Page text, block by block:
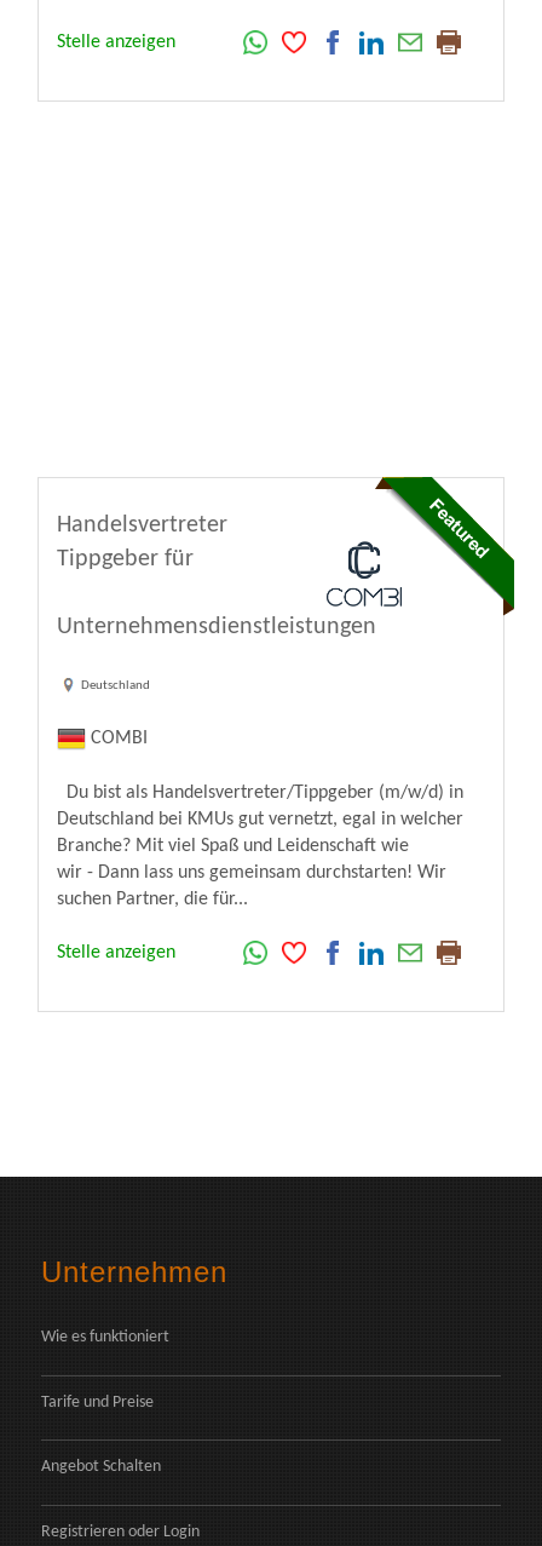
Stelle anzeigen
Handelsvertreter
Tippgeber für
Unternehmensdienstleistungen
Deutschland
COMBI
Du bist als Handelsvertreter/Tippgeber (m/w/d) in
Deutschland bei KMUs gut vernetzt, egal in welcher
Branche? Mit viel Spaß und Leidenschaft wie
wir - Dann lass uns gemeinsam durchstarten! Wir
suchen Partner, die für...
Stelle anzeigen
Unternehmen
Wie es funktioniert
Tarife und Preise
Angebot Schalten
Registrieren oder Login